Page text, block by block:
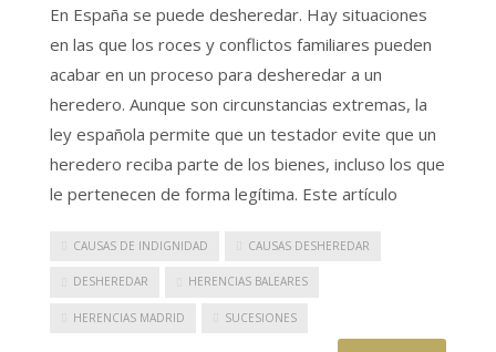
En España se puede desheredar. Hay situaciones
en las que los roces y conflictos familiares pueden
acabar en un proceso para desheredar a un
heredero. Aunque son circunstancias extremas, la
ley española permite que un testador evite que un
heredero reciba parte de los bienes, incluso los que
le pertenecen de forma legítima. Este artículo
CAUSAS DE INDIGNIDAD CAUSAS DESHEREDAR
DESHEREDAR HERENCIAS BALEARES
HERENCIAS MADRID SUCESIONES